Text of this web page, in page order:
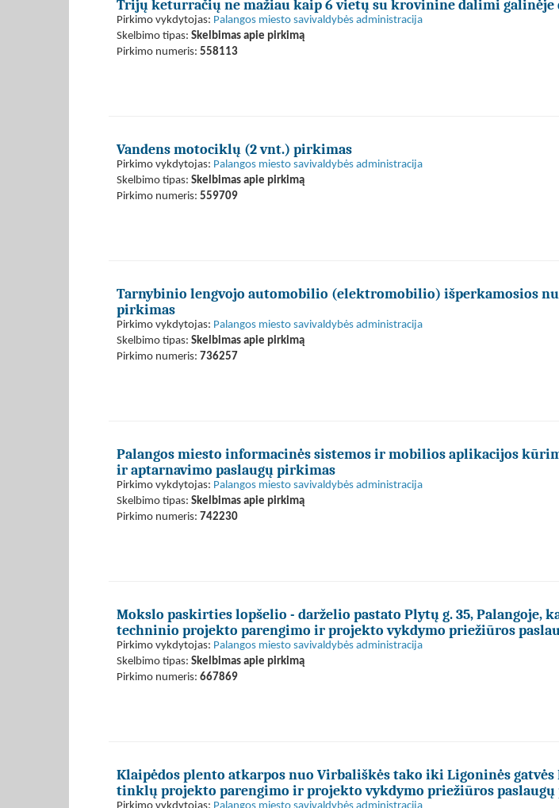
Trijų keturračių ne mažiau kaip 6 vietų su krovinine dalimi galinėje
Pirkimo vykdytojas: Palangos miesto savivaldybės administracija
Skelbimo tipas: Skelbimas apie pirkimą
Pirkimo numeris: 558113
Vandens motociklų (2 vnt.) pirkimas
Pirkimo vykdytojas: Palangos miesto savivaldybės administracija
Skelbimo tipas: Skelbimas apie pirkimą
Pirkimo numeris: 559709
Tarnybinio lengvojo automobilio (elektromobilio) išperkamosios
pirkimas
Pirkimo vykdytojas: Palangos miesto savivaldybės administracija
Skelbimo tipas: Skelbimas apie pirkimą
Pirkimo numeris: 736257
Palangos miesto informacinės sistemos ir mobilios aplikacijos
ir aptarnavimo paslaugų pirkimas
Pirkimo vykdytojas: Palangos miesto savivaldybės administracija
Skelbimo tipas: Skelbimas apie pirkimą
Pirkimo numeris: 742230
Mokslo paskirties lopšelio - darželio pastato Plytų g. 35, Palangoje,
techninio projekto parengimo ir projekto vykdymo priežiūros
Pirkimo vykdytojas: Palangos miesto savivaldybės administracija
Skelbimo tipas: Skelbimas apie pirkimą
Pirkimo numeris: 667869
Klaipėdos plento atkarpos nuo Virbališkės tako iki Ligoninės gatvės
tinklų projekto parengimo ir projekto vykdymo priežiūros